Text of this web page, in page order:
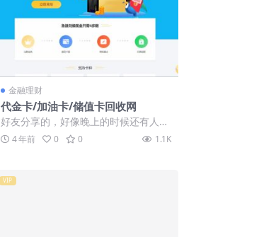
金融理财
代金卡/加油卡/储值卡回收网
好友分享的，好像晚上的时候还有人在
找回收卡的网站，但是那个是电话卡，
不知道这个改...
4 年前 0 0 1.1K
VIP